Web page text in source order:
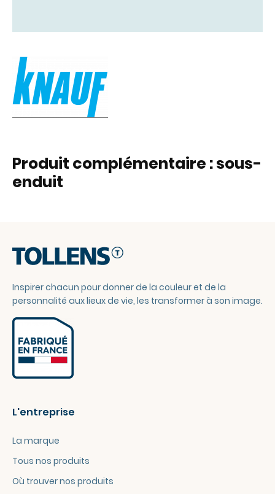
Produit complémentaire : sous-
enduit
Inspirer chacun pour donner de la couleur et de la
personnalité aux lieux de vie, les transformer à son image.
L'entreprise
La marque
Tous nos produits
Où trouver nos produits